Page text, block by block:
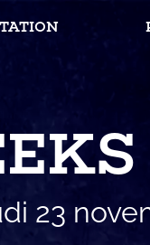
23